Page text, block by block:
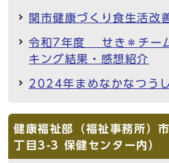
関市健康づくり食生活改
令和7年度 せき＊チー
キング結果・感想紹介
2024年まめなかなつう
健康福祉部（福祉事務所）
丁目3-3 保健センター内）